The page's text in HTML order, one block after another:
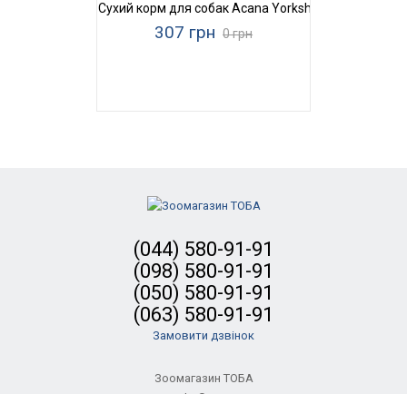
Сухий корм для собак Acana Yorkshire Pork
307 грн 0 грн
(044) 580-91-91
(098) 580-91-91
(050) 580-91-91
(063) 580-91-91
Замовити дзвінок
Зоомагазин ТОБА